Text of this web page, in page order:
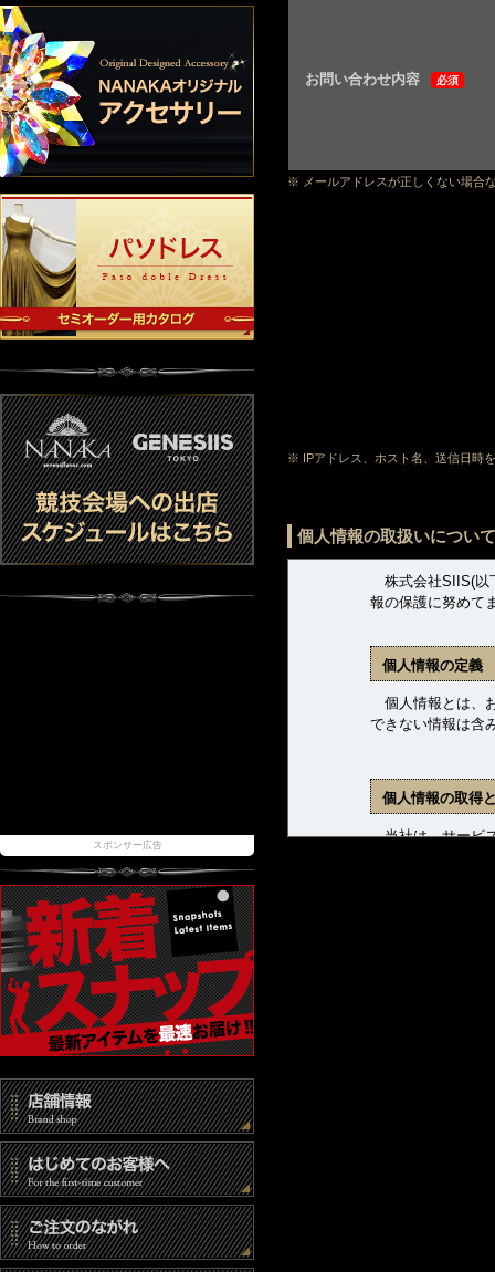
スポンサー広告
お問い合わせ内容 必須
※ メールアドレスが正しくない場合
※ IPアドレス、ホスト名、送信日時
個人情報の取扱いについて
株式会社SIIS(以
報の保護に努めて
個人情報の定義
個人情報とは、
できない情報は含
個人情報の取得
当社は、サービス